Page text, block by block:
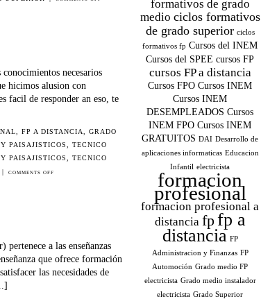
necesarios
hicimos alusion con
facil de responder an eso, te
,FP A DISTANCIA ,GRADO
PAISAJISTICOS
TECNICO
PAISAJISTICOS
TECNICO
| COMMENTS OFF
a las enseñanzas
que ofrece formación
las necesidades de
formativos de grado
medio ciclos formativos
de grado superior ciclos
formativos fp Cursos del INEM
Cursos del SPEE cursos FP
cursos FP a distancia
Cursos FPO Cursos INEM
Cursos INEM
DESEMPLEADOS Cursos
INEM FPO Cursos INEM
GRATUITOS DAI Desarrollo de
aplicaciones informaticas Educacion
Infantil electricista
formacion
profesional
formacion profesional a
distancia fpfp a
distancia FP
Administracion y Finanzas FP
Automoción Grado medio FP
electricista Grado medio instalador
electricista Grado Superior